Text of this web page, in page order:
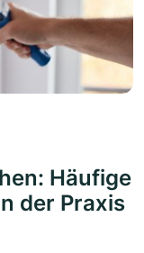
Häufige
der Praxis